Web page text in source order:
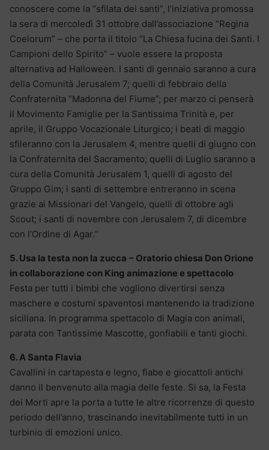
conoscere come la “sfilata dei santi”, l’iniziativa promossa
la sera di mercoledì 31 ottobre dall’associazione “Regina
Coelorum” – che porta il titolo “La Chiesa fucina dei Santi. I
Campioni dello Spirito” – vuole essere la proposta
alternativa ad Halloween. I santi di gennaio saranno a cura
della Comunità Jerusalem 7; quelli di febbraio della
Confraternita “Madonna del Fiume”; per marzo ci penserà
il Movimento Famiglie per la Santissima Trinità e, per
aprile, il Gruppo Vocazionale Liturgico; i beati di maggio
sfileranno con la Jerusalem 4, mentre quelli di giugno con
la Confraternita del Sacramento; quelli di Luglio saranno a
cura della Comunità Jerusalem 1, quelli di agosto del
Gruppo Gim; i santi di settembre entreranno in scena
grazie ai Missionari del Vangelo, quelli di ottobre agli
Scout; i santi di novembre con Jerusalem 7, di dicembre
con l’Ordine di Agar.“
5. Usa la testa non la zucca – Oratorio chiesa Don Orione
in collaborazione con King animazione e spettacolo
Festa per tutti i bimbi che vogliono divertirsi senza
maschere e costumi spaventosi mantenendo la tradizione
siciliana. In programma spettacolo di Magia con animali,
parata con Tantissime Mascotte, gonfiabili e tanti giochi.
6. A Santa Flavia
Cavallini in cartapesta e legno, fiabe e giocattoli antichi
danno il benvenuto alla magia delle feste. Si sa, la Festa
dei Morti apre la porta a tutte le altre ricorrenze di questo
periodo dell’anno, trascinando inevitabilmente tutti in un
turbinio di emozioni unico.